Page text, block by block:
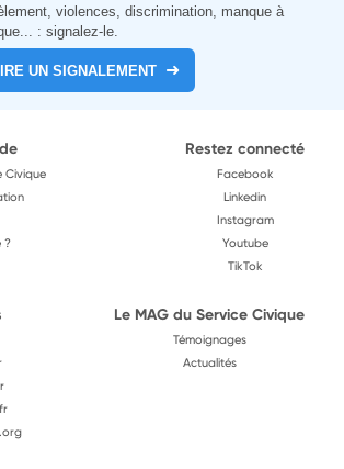
violences, discrimination, manque à
: signalez-le.
UN SIGNALEMENT
Civique
?
Restez connecté
Facebook
Linkedin
Instagram
Youtube
TikTok
Le MAG du Service Civique
Témoignages
Actualités